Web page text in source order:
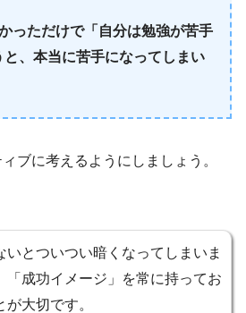
っただけで「自分は勉強が苦手
、本当に苦手になってしまい
ブに考えるようにしましょう。
いとついつい暗くなってしまいま
「成功イメージ」を常に持ってお
が大切です。